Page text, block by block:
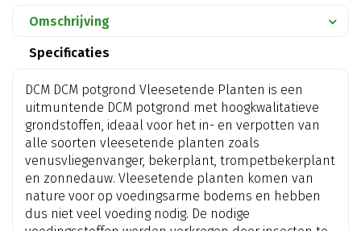
Omschrijving
Specificaties
DCM DCM potgrond Vleesetende Planten is een
uitmuntende DCM potgrond met hoogkwalitatieve
grondstoffen, ideaal voor het in- en verpotten van
alle soorten vleesetende planten zoals
venusvliegenvanger, bekerplant, trompetbekerplant
en zonnedauw. Vleesetende planten komen van
nature voor op voedingsarme bodems en hebben
dus niet veel voeding nodig. De nodige